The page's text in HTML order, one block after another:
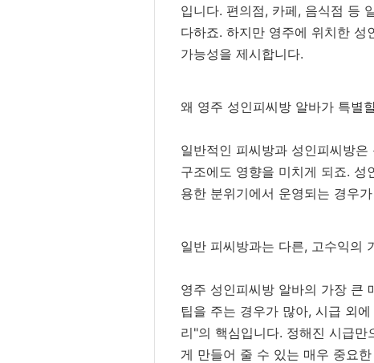
입니다. 편의점, 카페, 음식점 등
다하죠. 하지만 영주에 위치한
가능성을 제시합니다.
왜 영주 성인피씨방 알바가 특별
일반적인 피씨방과 성인피씨방
구조에도 영향을 미치게 되죠.
용한 분위기에서 운영되는 경우
일반 피씨방과는 다른, 고수익의
영주 성인피씨방 알바의 가장 큰
팁을 주는 경우가 많아, 시급 외
리"의 핵심입니다. 정해진 시급
게 만들어 줄 수 있는 매우 중요